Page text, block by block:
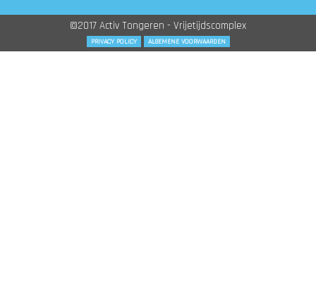
©2017 Activ Tongeren - Vrijetijdscomplex
PRIVACY POLICY ALGEMENE VOORWAARDEN